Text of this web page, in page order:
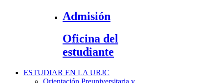
Admisión
Oficina del
estudiante
ESTUDIAR EN LA URJC